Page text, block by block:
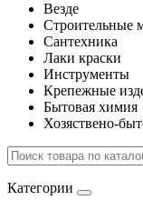
Везде
Строительные
Сантехника
Лаки краски
Инструменты
Крепежные
Бытовая химия
Хозяствено-
Категории